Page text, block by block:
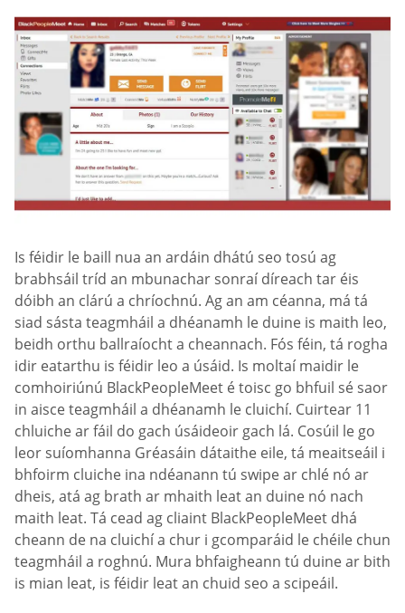
Is féidir le baill nua an ardáin dhátú seo tosú ag
brabhsáil tríd an mbunachar sonraí díreach tar éis
dóibh an clárú a chríochnú. Ag an am céanna, má tá
siad sásta teagmháil a dhéanamh le duine is maith leo,
beidh orthu ballraíocht a cheannach. Fós féin, tá rogha
idir eatarthu is féidir leo a úsáid. Is moltaí maidir le
comhoiriúnú BlackPeopleMeet é toisc go bhfuil sé saor
in aisce teagmháil a dhéanamh le cluichí. Cuirtear 11
chluiche ar fáil do gach úsáideoir gach lá. Cosúil le go
leor suíomhanna Gréasáin dátaithe eile, tá meaitseáil i
bhfoirm cluiche ina ndéanann tú swipe ar chlé nó ar
dheis, atá ag brath ar mhaith leat an duine nó nach
maith leat. Tá cead ag cliaint BlackPeopleMeet dhá
cheann de na cluichí a chur i gcomparáid le chéile chun
teagmháil a roghnú. Mura bhfaigheann tú duine ar bith
is mian leat, is féidir leat an chuid seo a scipeáil.